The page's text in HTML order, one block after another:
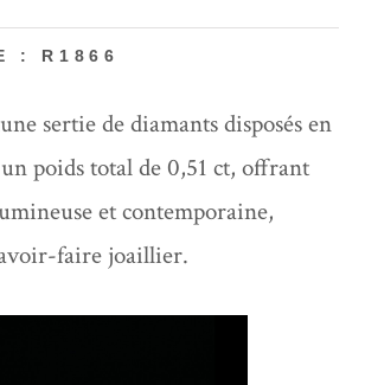
: R1866
sertie de diamants disposés en
poids total de 0,51 ct, offrant
et contemporaine,
faire joaillier.